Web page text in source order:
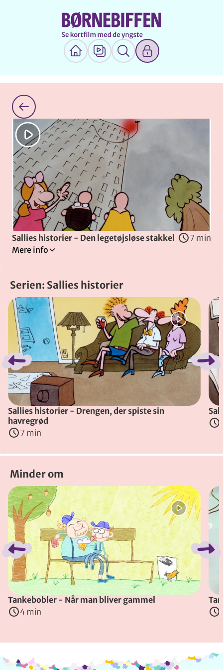
Sallies historier - Den legetøjsløse stakkel
7 min
Mere info
Godnathistorier
Humor
Tegnefilmen om den legetøjsløse stakkel handler om
Instruktører:
Peter Hausner
Søren Tomas
Trine Laier
Danmark , 1998)
Serien: Sallies historier
Spring bånd over
Sallies historier - Drengen, der spiste sin
havregrød
7 min
Minder om
Spring bånd over
Tankebobler - Når man bliver gammel
4 min